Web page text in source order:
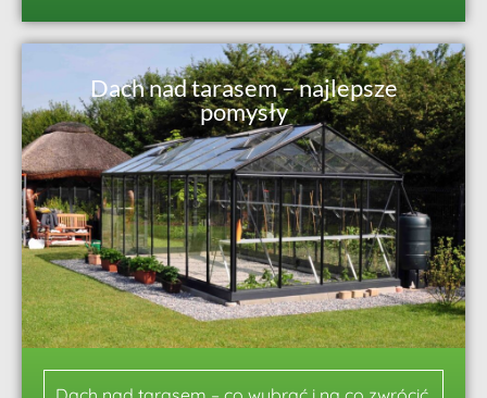
Dach nad tarasem – najlepsze
pomysły